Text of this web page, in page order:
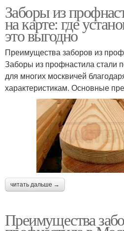
Заборы из
на карте: где
это выгодно
Преимущества заборов из
Заборы из профнастила стали
для многих москвичей
характеристикам. Основные
читать дальше →
Преимущества